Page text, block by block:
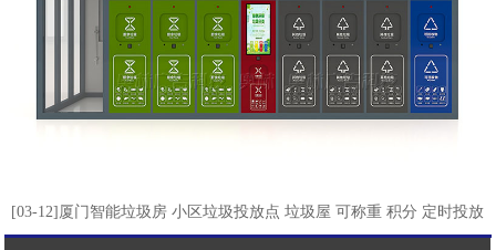
[03-12]厦门智能垃圾房 小区垃圾投放点 垃圾屋 可称重 积分 定时投放